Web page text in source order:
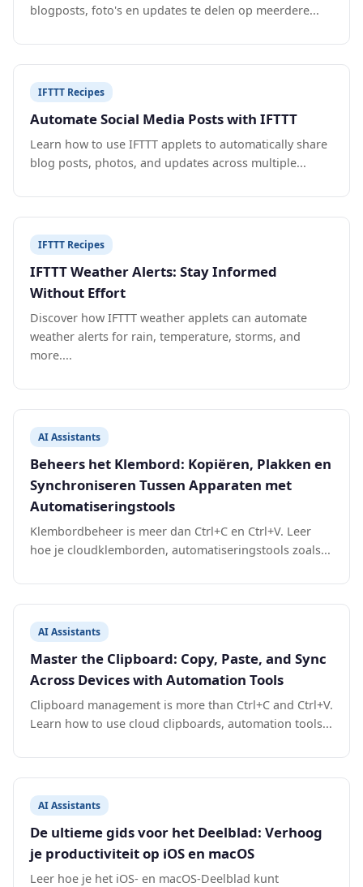
blogposts, foto's en updates te delen op meerdere...
IFTTT Recipes
Automate Social Media Posts with IFTTT
Learn how to use IFTTT applets to automatically share
blog posts, photos, and updates across multiple...
IFTTT Recipes
IFTTT Weather Alerts: Stay Informed
Without Effort
Discover how IFTTT weather applets can automate
weather alerts for rain, temperature, storms, and
more....
AI Assistants
Beheers het Klembord: Kopiëren, Plakken en
Synchroniseren Tussen Apparaten met
Automatiseringstools
Klembordbeheer is meer dan Ctrl+C en Ctrl+V. Leer
hoe je cloudklemborden, automatiseringstools zoals...
AI Assistants
Master the Clipboard: Copy, Paste, and Sync
Across Devices with Automation Tools
Clipboard management is more than Ctrl+C and Ctrl+V.
Learn how to use cloud clipboards, automation tools...
AI Assistants
De ultieme gids voor het Deelblad: Verhoog
je productiviteit op iOS en macOS
Leer hoe je het iOS- en macOS-Deelblad kunt